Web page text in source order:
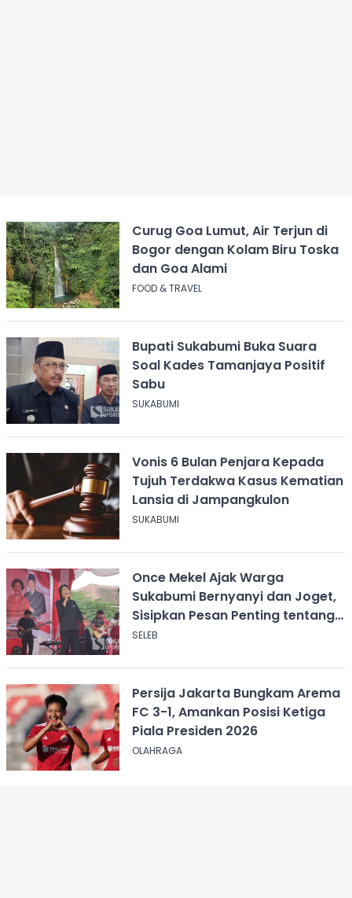
Curug Goa Lumut, Air Terjun di
Bogor dengan Kolam Biru Toska
dan Goa Alami
FOOD & TRAVEL
Bupati Sukabumi Buka Suara
Soal Kades Tamanjaya Positif
Sabu
SUKABUMI
Vonis 6 Bulan Penjara Kepada
Tujuh Terdakwa Kasus Kematian
Lansia di Jampangkulon
SUKABUMI
Once Mekel Ajak Warga
Sukabumi Bernyanyi dan Joget,
Sisipkan Pesan Penting tentang
ASI
SELEB
Persija Jakarta Bungkam Arema
FC 3-1, Amankan Posisi Ketiga
Piala Presiden 2026
OLAHRAGA